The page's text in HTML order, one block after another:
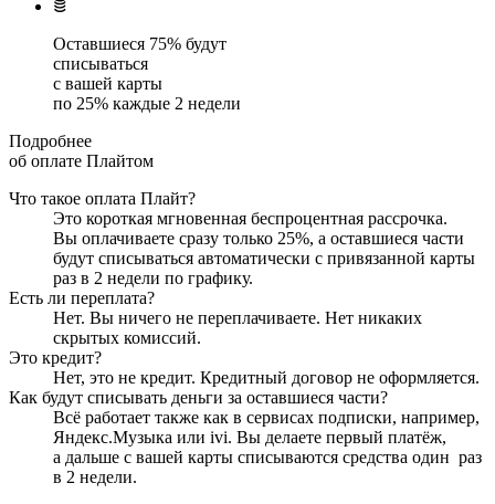
Оставшиеся 75% будут
списываться
с вашей карты
по 25% каждые 2 недели
Подробнее
об оплате Плайтом
Что такое оплата Плайт?
Это короткая мгновенная беспроцентная рассрочка.
Вы оплачиваете сразу только 25%, а оставшиеся части
будут списываться автоматически с привязанной карты
раз в 2 недели по графику.
Есть ли переплата?
Нет. Вы ничего не переплачиваете. Нет никаких
скрытых комиссий.
Это кредит?
Нет, это не кредит. Кредитный договор не оформляется.
Как будут списывать деньги за оставшиеся части?
Всё работает также как в сервисах подписки, например,
Яндекс.Музыка или ivi. Вы делаете первый платёж,
а дальше с вашей карты списываются средства один раз
в 2 недели.